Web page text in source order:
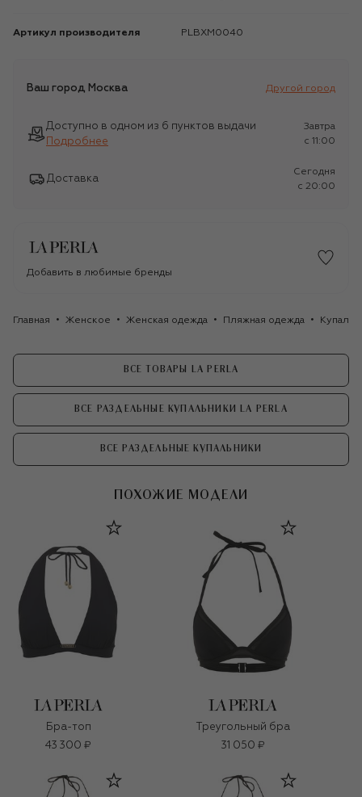
Артикул производителя PLBXM0040
Ваш город Москва Другой город
Доступно в одном из 6 пунктов выдачи
Подробнее
Завтра
c 11:00
Доставка
Сегодня
c 20:00
Добавить в любимые бренды
Главная Женское Женская одежда Пляжная одежда
ВСЕ ТОВАРЫ LA PERLA
ВСЕ РАЗДЕЛЬНЫЕ КУПАЛЬНИКИ LA PERLA
ВСЕ РАЗДЕЛЬНЫЕ КУПАЛЬНИКИ
ПОХОЖИЕ МОДЕЛИ
Бра-топ
43 300 ₽
Треугольный бра
31 050 ₽